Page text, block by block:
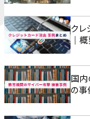
クレ
｜概
国内
の事